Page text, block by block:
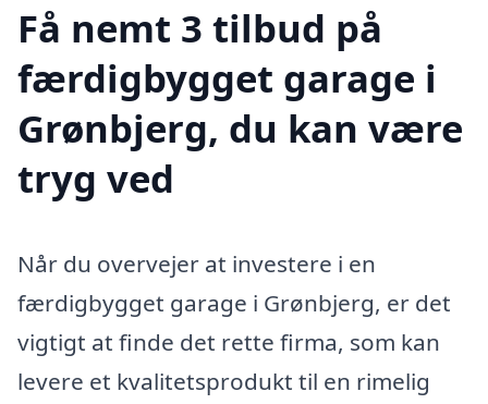
Få nemt 3 tilbud på
færdigbygget garage i
Grønbjerg, du kan være
tryg ved
Når du overvejer at investere i en
færdigbygget garage i Grønbjerg, er det
vigtigt at finde det rette firma, som kan
levere et kvalitetsprodukt til en rimelig